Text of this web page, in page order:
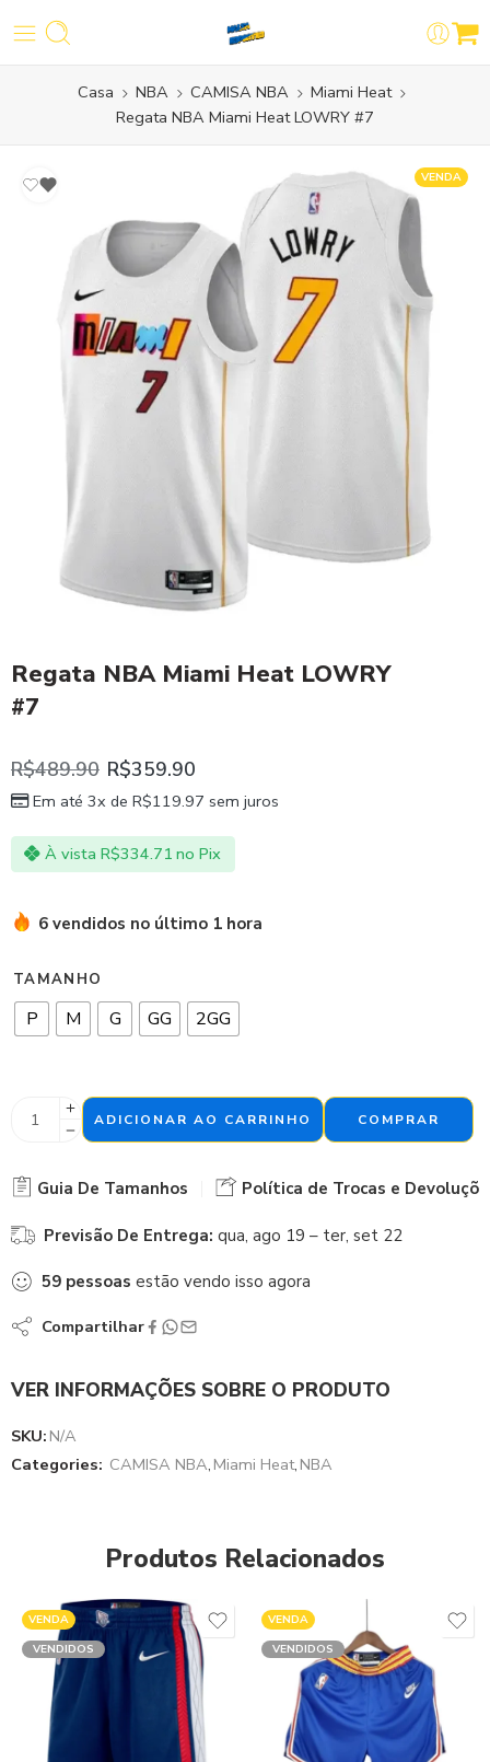
Casa NBA CAMISA NBA
Miami Heat
Regata NBA Miami Heat LOWRY #7
VENDA
Regata NBA Miami Heat LOWRY
#7
R$489.90 R$359.90
Em até 3x de R$119.97 sem juros
À vista R$334.71 no Pix
6 vendidos no último 1 hora
TAMANHO
P M G GG 2GG
ADICIONAR AO CARRINHO COMPRAR
Guia De Tamanhos Política de Trocas e
Previsão De Entrega: qua, ago 19 – ter, set 22
59 pessoas estão vendo isso agora
Compartilhar
VER INFORMAÇÕES SOBRE O PRODUTO
SKU: N/A
Categories: CAMISA NBA, Miami Heat, NBA
Produtos Relacionados
VENDA
VENDIDOS
VENDA
VENDIDOS